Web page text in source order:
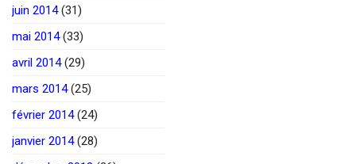
juin 2014(31)
mai 2014(33)
avril 2014(29)
mars 2014(25)
février 2014(24)
janvier 2014(28)